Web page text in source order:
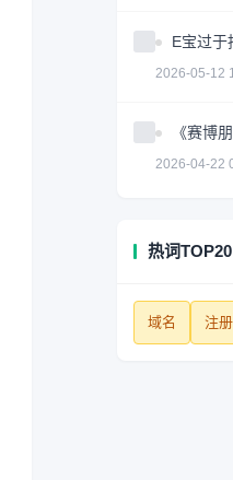
E宝过于
2026-05-12
《赛博
2026-04-22
热词TOP20
域名 注册